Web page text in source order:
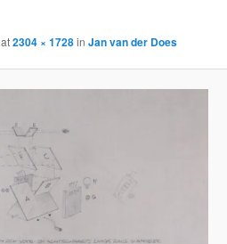
at2304 × 1728inJan van der Does